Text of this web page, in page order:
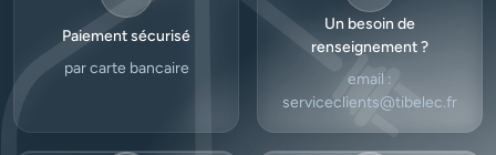
Paiement sécurisé
par carte bancaire
Un besoin de
renseignement ?
email :
serviceclients@tibelec.fr